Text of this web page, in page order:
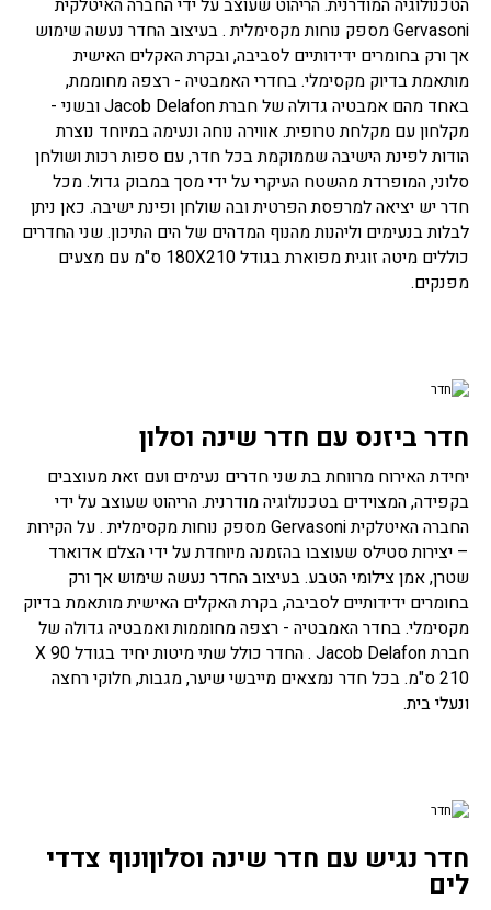
הטכנולוגיה המודרנית. הריהוט שעוצב על ידי החברה האיטלקית
Gervasoni מספק נוחות מקסימלית . בעיצוב החדר נעשה שימוש
אך ורק בחומרים ידידותיים לסביבה, ובקרת האקלים האישית
מותאמת בדיוק מקסימלי. בחדרי האמבטיה - רצפה מחוממת,
באחד מהם אמבטיה גדולה של חברת Jacob Delafon ובשני -
מקלחון עם מקלחת טרופית. אווירה נוחה ונעימה במיוחד נוצרת
הודות לפינת הישיבה שממוקמת בכל חדר, עם ספות רכות ושולחן
סלוני, המופרדת מהשטח העיקרי על ידי מסך במבוק גדול. מכל
חדר יש יציאה למרפסת הפרטית ובה שולחן ופינת ישיבה. כאן ניתן
לבלות בנעימים וליהנות מהנוף המדהים של הים התיכון. שני החדרים
כוללים מיטה זוגית מפוארת בגודל 180X210 ס"מ עם מצעים
מפנקים.
חדר ביזנס עם חדר שינה וסלון
יחידת האירוח מרווחת בת שני חדרים נעימים ועם זאת מעוצבים
בקפידה, המצוידים בטכנולוגיה מודרנית. הריהוט שעוצב על ידי
החברה האיטלקית Gervasoni מספק נוחות מקסימלית . על הקירות
– יצירות סטילס שעוצבו בהזמנה מיוחדת על ידי הצלם אדוארד
שטרן, אמן צילומי הטבע. בעיצוב החדר נעשה שימוש אך ורק
בחומרים ידידותיים לסביבה, בקרת האקלים האישית מותאמת בדיוק
מקסימלי. בחדר האמבטיה - רצפה מחוממות ואמבטיה גדולה של
חברת Jacob Delafon . החדר כולל שתי מיטות יחיד בגודל 90 X
210 ס"מ. בכל חדר נמצאים מייבשי שיער, מגבות, חלוקי רחצה
ונעלי בית.
חדר נגיש עם חדר שינה וסלוןונוף צדדי
לים